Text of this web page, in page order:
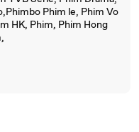
Phim le, Phim Vo
HK, Phim, Phim Hong